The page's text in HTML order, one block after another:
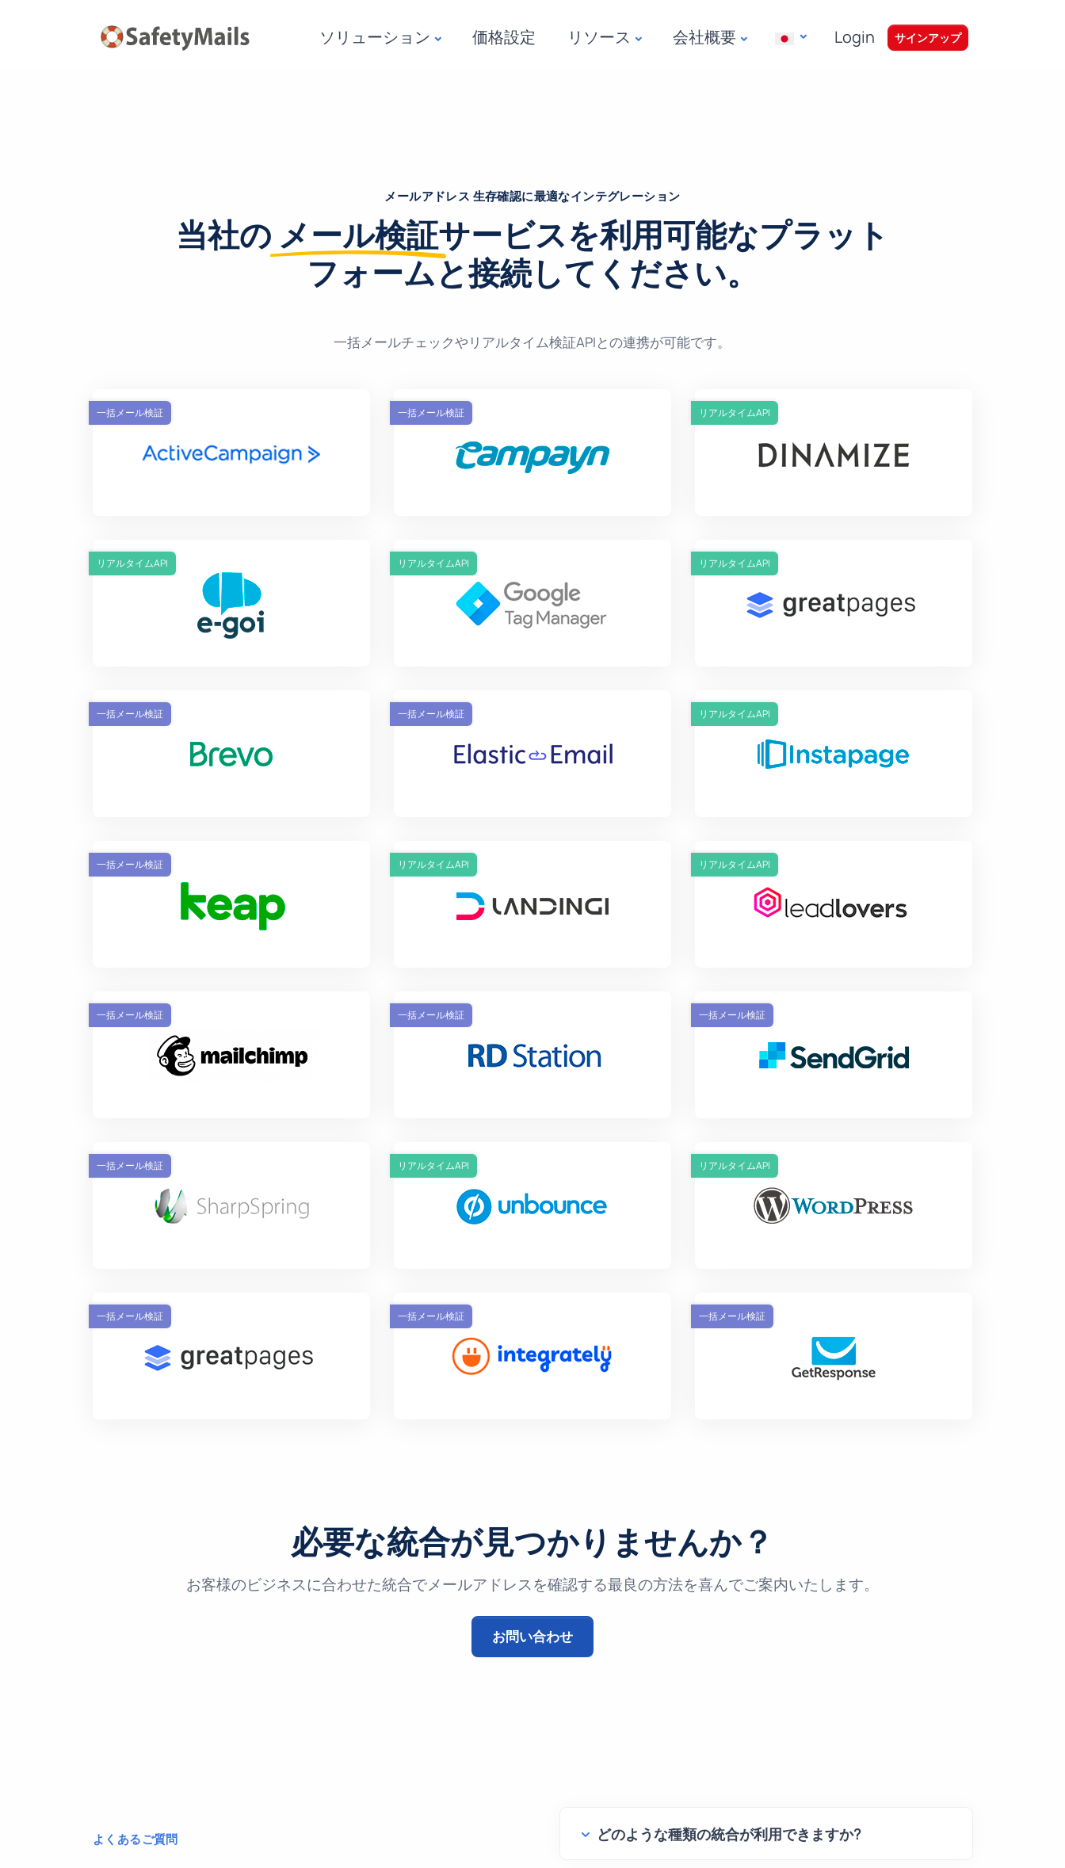
ソリューション 価格設定 リソース 会社概要 Login サインアップ
メールアドレス 生存確認に最適なインテグレーション
当社の メール検証サービスを利用可能なプラット
フォームと接続してください。
一括メールチェックやリアルタイム検証APIとの連携が可能です。
一括メール検証 一括メール検証 リアルタイムAPI
リアルタイムAPI リアルタイムAPI リアルタイムAPI
一括メール検証 一括メール検証 リアルタイムAPI
一括メール検証 リアルタイムAPI リアルタイムAPI
一括メール検証 一括メール検証 一括メール検証
一括メール検証 リアルタイムAPI リアルタイムAPI
一括メール検証 一括メール検証 一括メール検証
必要な統合が見つかりませんか？
お客様のビジネスに合わせた統合でメールアドレスを確認する最良の方法を喜んでご案内いたします。
お問い合わせ
よくあるご質問 どのような種類の統合が利用できますか?